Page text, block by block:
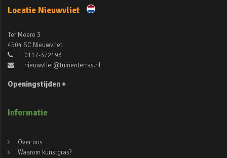
Locatie Nieuwvliet
Ter Moere 3
4504 SC Nieuwvliet
0117-372193
nieuwvliet@tuinenterras.nl
Openingstijden +
Informatie
Over ons
Waarom kunstgras?